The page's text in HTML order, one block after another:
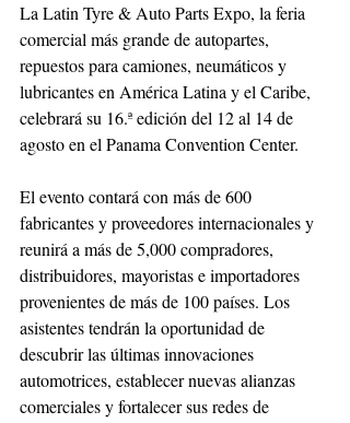
La Latin Tyre & Auto Parts Expo, la feria
comercial más grande de autopartes,
repuestos para camiones, neumáticos y
lubricantes en América Latina y el Caribe,
celebrará su 16.ª edición del 12 al 14 de
agosto en el Panama Convention Center.
El evento contará con más de 600
fabricantes y proveedores internacionales y
reunirá a más de 5,000 compradores,
distribuidores, mayoristas e importadores
provenientes de más de 100 países. Los
asistentes tendrán la oportunidad de
descubrir las últimas innovaciones
automotrices, establecer nuevas alianzas
comerciales y fortalecer sus redes de